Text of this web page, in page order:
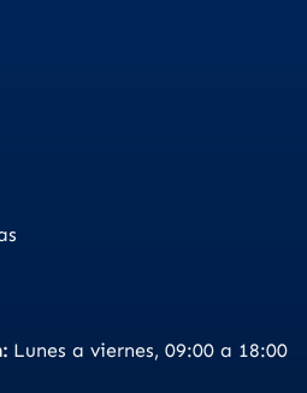
Lunes a viernes 09:00 a 18:00